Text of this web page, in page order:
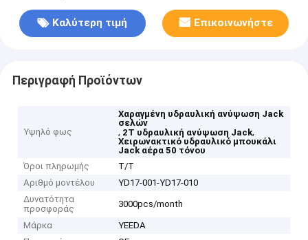
Καλύτερη τιμή Επικοινωνήστε
Περιγραφή Προϊόντων
Υψηλό φως
Χαραγμένη υδραυλική ανύψωση Jack
σελών
, 2T υδραυλική ανύψωση Jack,
Χειρωνακτικό υδραυλικό μπουκάλι
Jack αέρα 50 τόνου
Όροι πληρωμής
T/T
Αριθμό μοντέλου
YD17-001-YD17-010
Δυνατότητα
προσφοράς
3000pcs/month
Μάρκα
YEEDA